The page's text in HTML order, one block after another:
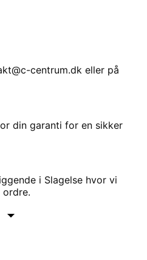
centrum.dk eller på
din garanti for en sikker
i Slagelse hvor vi
ordre.